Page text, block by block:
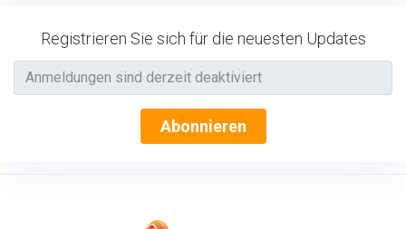
Registrieren Sie sich für die neuesten Updates
Abonnieren